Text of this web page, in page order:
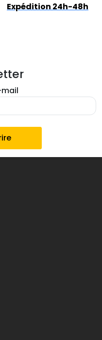
Expédition 24h-48h